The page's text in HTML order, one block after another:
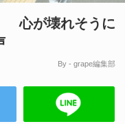
心が壊れそうに
By - grape編集部